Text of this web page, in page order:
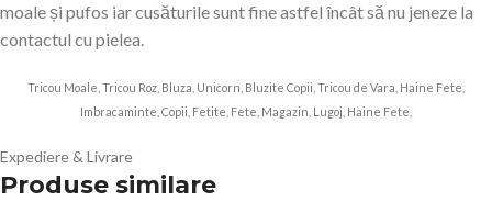
moale și pufos iar cusăturile sunt fine astfel încât să nu jeneze la
contactul cu pielea.
Tricou Moale, Tricou Roz, Bluza, Unicorn, Bluzite Copii, Tricou de Vara, Haine Fete,
Imbracaminte, Copii, Fetite, Fete, Magazin, Lugoj, Haine Fete,
Expediere & Livrare
Produse similare